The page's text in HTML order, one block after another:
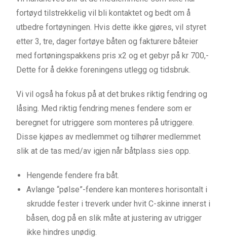
fortøyd tilstrekkelig vil bli kontaktet og bedt om å
utbedre fortøyningen. Hvis dette ikke gjøres, vil styret
etter 3, tre, dager fortøye båten og fakturere båteier
med fortøningspakkens pris x2 og et gebyr på kr 700,-
Dette for å dekke foreningens utlegg og tidsbruk.
Vi vil også ha fokus på at det brukes riktig fendring og
låsing. Med riktig fendring menes fendere som er
beregnet for utriggere som monteres på utriggere.
Disse kjøpes av medlemmet og tilhører medlemmet
slik at de tas med/av igjen når båtplass sies opp.
Hengende fendere fra båt.
Avlange “pølse”-fendere kan monteres horisontalt i
skrudde fester i treverk under hvit C-skinne innerst i
båsen, dog på en slik måte at justering av utrigger
ikke hindres unødig.